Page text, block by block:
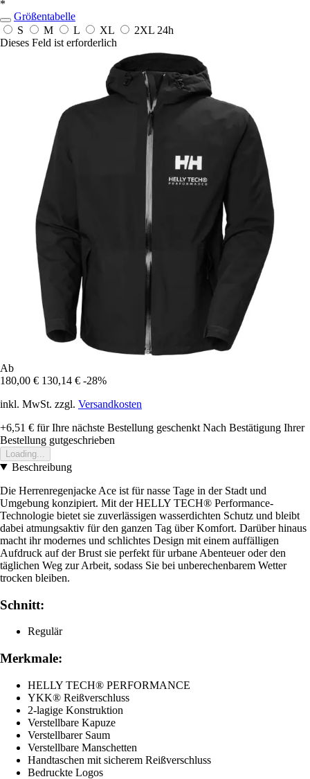
*
Größentabelle
S
M L XL 2XL 24h
Dieses Feld ist erforderlich
Ab
180,00 € 130,14 € -28%
inkl. MwSt. zzgl. Versandkosten
+6,51 € für Ihre nächste Bestellung geschenkt Nach Bestätigung Ihrer
Bestellung gutgeschrieben
Loading...
Beschreibung
Die Herrenregenjacke Ace ist für nasse Tage in der Stadt und
Umgebung konzipiert. Mit der HELLY TECH® Performance-
Technologie bietet sie zuverlässigen wasserdichten Schutz und bleibt
dabei atmungsaktiv für den ganzen Tag über Komfort. Darüber hinaus
macht ihr modernes und schlichtes Design mit einem auffälligen
Aufdruck auf der Brust sie perfekt für urbane Abenteuer oder den
täglichen Weg zur Arbeit, sodass Sie bei unberechenbarem Wetter
trocken bleiben.
Schnitt:
Regulär
Merkmale:
HELLY TECH® PERFORMANCE
YKK® Reißverschluss
2-lagige Konstruktion
Verstellbare Kapuze
Verstellbarer Saum
Verstellbare Manschetten
Handtaschen mit sicherem Reißverschluss
Bedruckte Logos